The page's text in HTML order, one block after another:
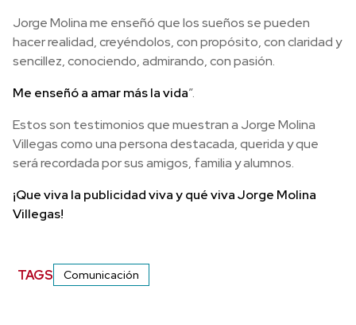
Jorge Molina me enseñó que los sueños se pueden
hacer realidad, creyéndolos, con propósito, con claridad y
sencillez, conociendo, admirando, con pasión.
Me enseñó a amar más la vida”.
Estos son testimonios que muestran a Jorge Molina
Villegas como una persona destacada, querida y que
será recordada por sus amigos, familia y alumnos.
¡Que viva la publicidad viva y qué viva Jorge Molina
Villegas!
TAGS Comunicación